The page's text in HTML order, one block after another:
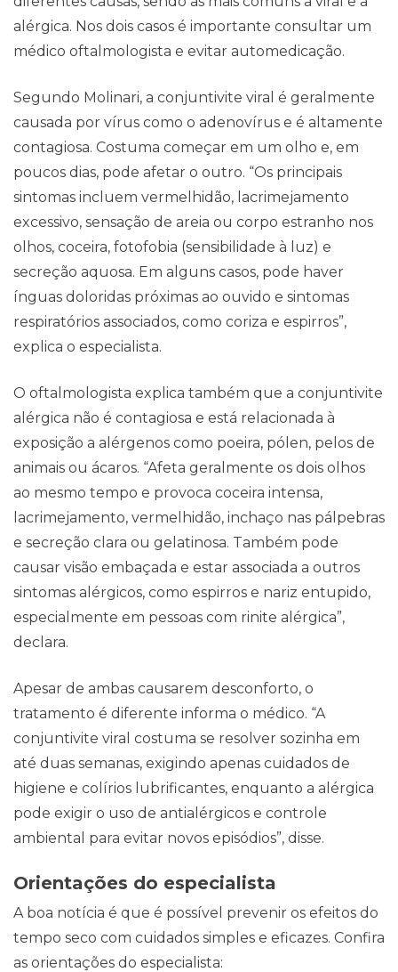
Contato
alérgica. Nos dois casos é importante consultar um
médico oftalmologista e evitar automedicação.
Segundo Molinari, a conjuntivite viral é geralmente
causada por vírus como o adenovírus e é altamente
contagiosa. Costuma começar em um olho e, em
poucos dias, pode afetar o outro. “Os principais
sintomas incluem vermelhidão, lacrimejamento
excessivo, sensação de areia ou corpo estranho nos
olhos, coceira, fotofobia (sensibilidade à luz) e
secreção aquosa. Em alguns casos, pode haver
ínguas doloridas próximas ao ouvido e sintomas
respiratórios associados, como coriza e espirros”,
explica o especialista.
O oftalmologista explica também que a conjuntivite
alérgica não é contagiosa e está relacionada à
exposição a alérgenos como poeira, pólen, pelos de
animais ou ácaros. “Afeta geralmente os dois olhos
ao mesmo tempo e provoca coceira intensa,
lacrimejamento, vermelhidão, inchaço nas pálpebras
e secreção clara ou gelatinosa. Também pode
causar visão embaçada e estar associada a outros
sintomas alérgicos, como espirros e nariz entupido,
especialmente em pessoas com rinite alérgica”,
declara.
Apesar de ambas causarem desconforto, o
tratamento é diferente informa o médico. “A
conjuntivite viral costuma se resolver sozinha em
até duas semanas, exigindo apenas cuidados de
higiene e colírios lubrificantes, enquanto a alérgica
pode exigir o uso de antialérgicos e controle
ambiental para evitar novos episódios”, disse.
Orientações do especialista
A boa notícia é que é possível prevenir os efeitos do
tempo seco com cuidados simples e eficazes. Confira
as orientações do especialista: